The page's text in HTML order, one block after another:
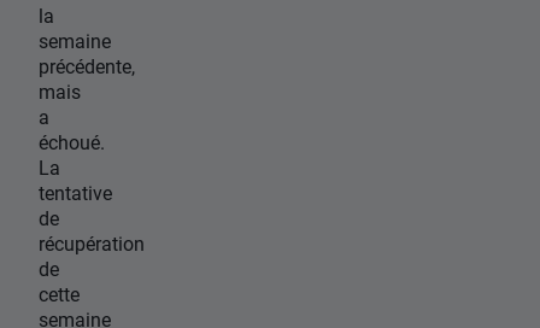
la
semaine
précédente,
mais
a
échoué.
La
tentative
de
récupération
de
cette
semaine